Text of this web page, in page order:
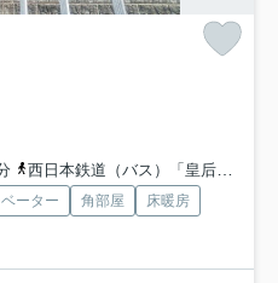
西日本鉄道（バス）「皇后崎公園前」バス停下車 徒歩2分
ーター 角部屋
床暖房